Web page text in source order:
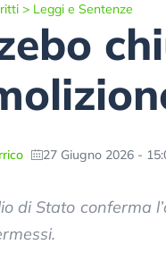
> Leggi e Sentenze
27 Giugno 2026 -
di Stato conferma